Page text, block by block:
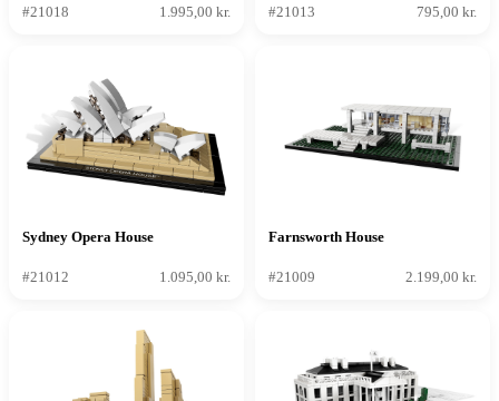
#21018 1.995,00 kr. #21013 795,00 kr.
Sydney Opera House
#21012 1.095,00 kr.
Farnsworth House
#21009 2.199,00 kr.